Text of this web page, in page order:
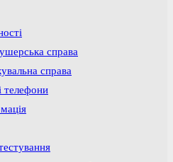
справа
справа
телефони